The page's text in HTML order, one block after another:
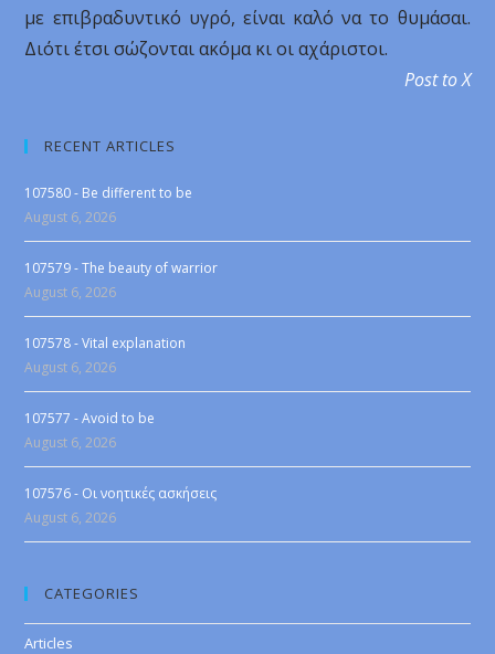
με επιβραδυντικό υγρό, είναι καλό να το θυμάσαι.
Διότι έτσι σώζονται ακόμα κι οι αχάριστοι.
Post to X
RECENT ARTICLES
107580 - Be different to be
August 6, 2026
107579 - The beauty of warrior
August 6, 2026
107578 - Vital explanation
August 6, 2026
107577 - Avoid to be
August 6, 2026
107576 - Οι νοητικές ασκήσεις
August 6, 2026
CATEGORIES
Articles